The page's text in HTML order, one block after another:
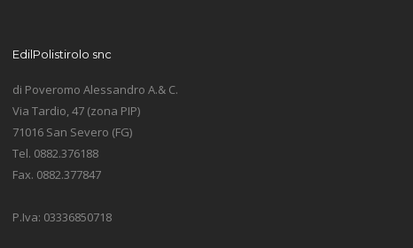
EdilPolistirolo snc
di Poveromo Alessandro A.& C.
Via Tardio, 47 (zona PIP)
71016 San Severo (FG)
Tel. 0882.376188
Fax. 0882.377847
P.Iva: 03336850718